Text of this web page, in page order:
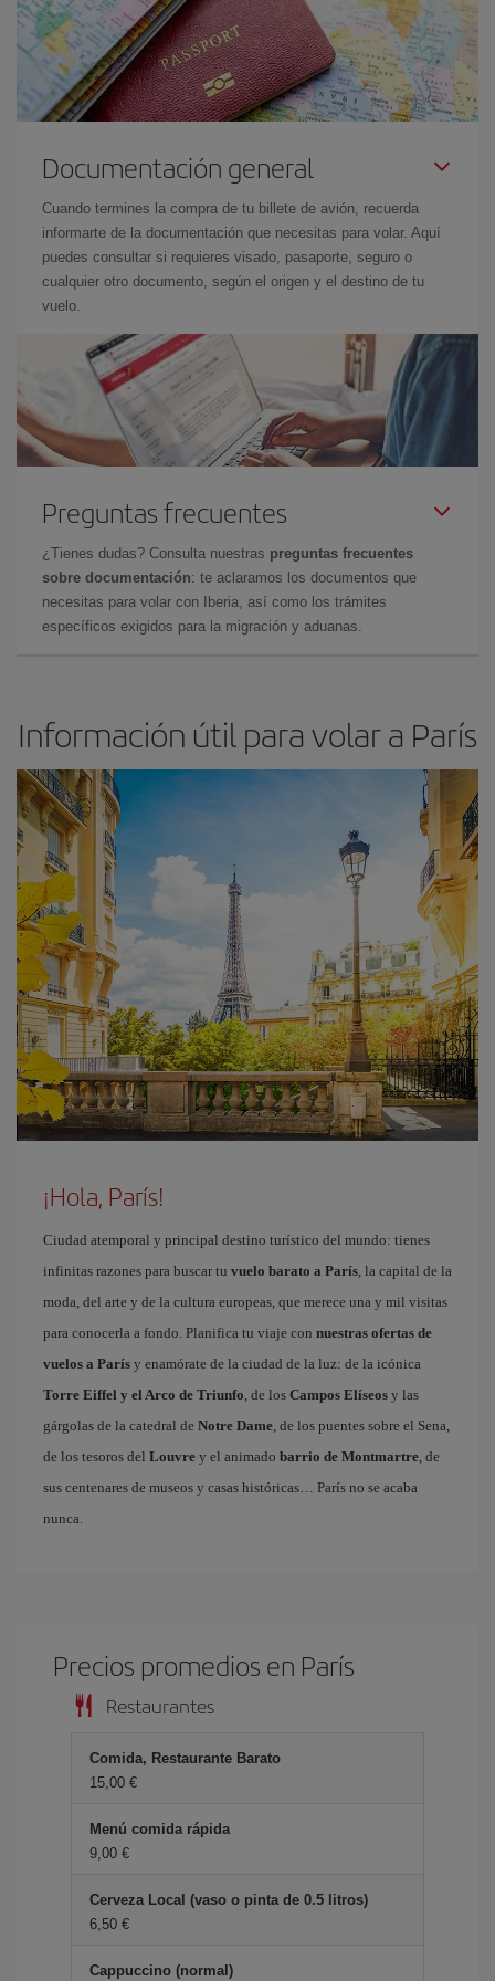
Documentación general
Cuando termines la compra de tu billete de avión, recuerda
informarte de la documentación que necesitas para volar. Aquí
puedes consultar si requieres visado, pasaporte, seguro o
cualquier otro documento, según el origen y el destino de tu
vuelo.
Preguntas frecuentes
¿Tienes dudas? Consulta nuestras preguntas frecuentes
sobre documentación: te aclaramos los documentos que
necesitas para volar con Iberia, así como los trámites
específicos exigidos para la migración y aduanas.
Información útil para volar a París
¡Hola, París!
Ciudad atemporal y principal destino turístico del mundo: tienes
infinitas razones para buscar tu vuelo barato a París, la capital de la
moda, del arte y de la cultura europeas, que merece una y mil visitas
para conocerla a fondo. Planifica tu viaje con nuestras ofertas de
vuelos a París y enamórate de la ciudad de la luz: de la icónica
Torre Eiffel y el Arco de Triunfo, de los Campos Elíseos y las
gárgolas de la catedral de Notre Dame, de los puentes sobre el Sena,
de los tesoros del Louvre y el animado barrio de Montmartre, de
sus centenares de museos y casas históricas… París no se acaba
nunca.
Precios promedios en París
Restaurantes
Comida, Restaurante Barato
15,00 €
Menú comida rápida
9,00 €
Cerveza Local (vaso o pinta de 0.5 litros)
6,50 €
Cappuccino (normal)